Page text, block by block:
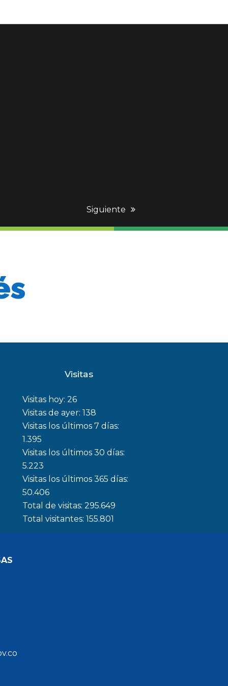
next
Siguiente
Visitas
Visitas hoy: 26
Visitas de ayer: 138
Visitas los últimos 7 días:
1.395
Visitas los últimos 30 días:
5.223
Visitas los últimos 365 días:
50.406
Total de visitas: 295.649
Total visitantes: 155.801